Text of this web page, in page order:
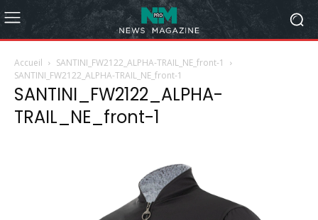
Accueil
SANTINI_FW2122_ALPHA-TRAIL_NE_front-1
SANTINI_FW2122_ALPHA-TRAIL_NE_front-1
SANTINI_FW2122_ALPHA-
TRAIL_NE_front-1